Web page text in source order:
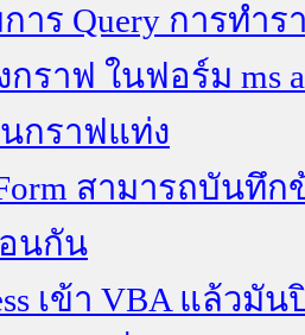
าร Query การทำ
กราฟ ในฟอร์ม ms
นกราฟแท่ง
สามารถบันทึก
นกัน
เข้า VBA แล้วมัน